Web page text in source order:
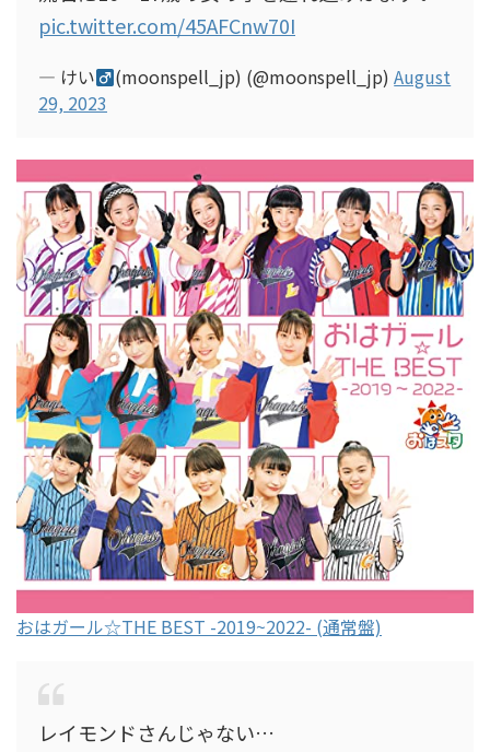
pic.twitter.com/45AFCnw70I
— けい (moonspell_jp) (@moonspell_jp)August
29, 2023
おはガール☆THE BEST -2019~2022- (通常盤)
レイモンドさんじゃない…